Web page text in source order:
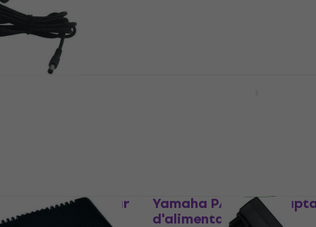
1-EU Adaptateur Yamaha PA 130 B
d'alimentation